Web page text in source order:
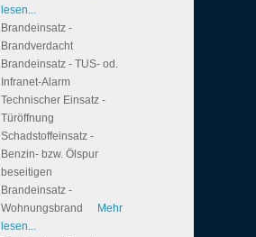
lesen...
Brandeinsatz -
Brandverdacht
Brandeinsatz - TUS- od.
Infranet-Alarm
Technischer Einsatz -
Türöffnung
Schadstoffeinsatz -
Benzin- bzw. Ölspur
beseitigen
Brandeinsatz -
Wohnungsbrand
Mehr
lesen...